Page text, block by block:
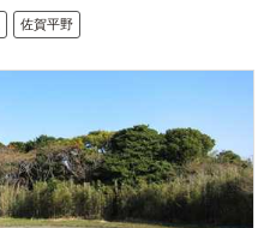
佐賀平野